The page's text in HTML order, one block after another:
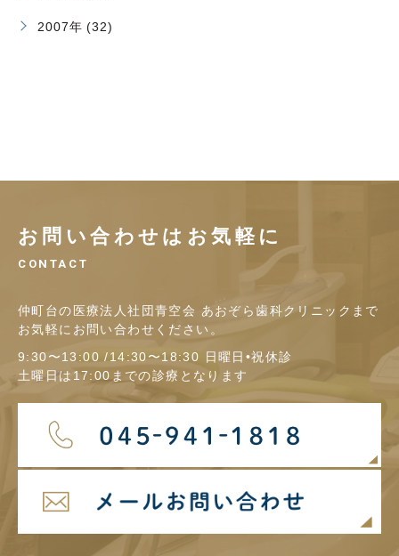
2007年 (32)
お問い合わせはお気軽に
CONTACT
仲町台の医療法人社団青空会 あおぞら歯科クリニックまで
お気軽にお問い合わせください。
9:30〜13:00 /14:30〜18:30 日曜日•祝休診
土曜日は17:00までの診療となります